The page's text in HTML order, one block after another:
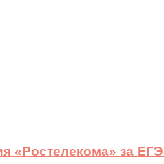
«Ростелекома» за